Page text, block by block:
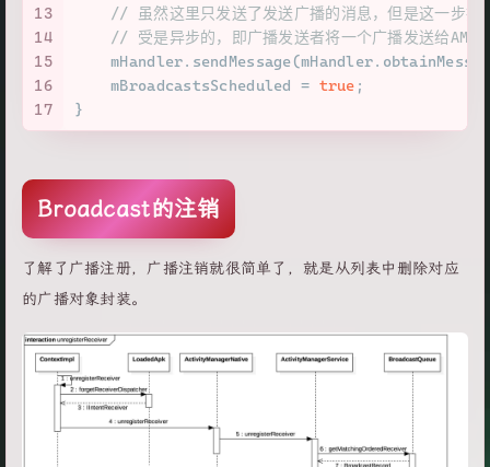
13
14
15
16
17
// 虽然这里只发送了发送广播的消息，但是这一步执
// 受是异步的，即广播发送者将一个广播发送给AMS
    mBroadcastsScheduled =
true ;
}
Broadcast的注销
了解了广播注册，广播注销就很简单了，就是从列表中删除对应
的广播对象封装。